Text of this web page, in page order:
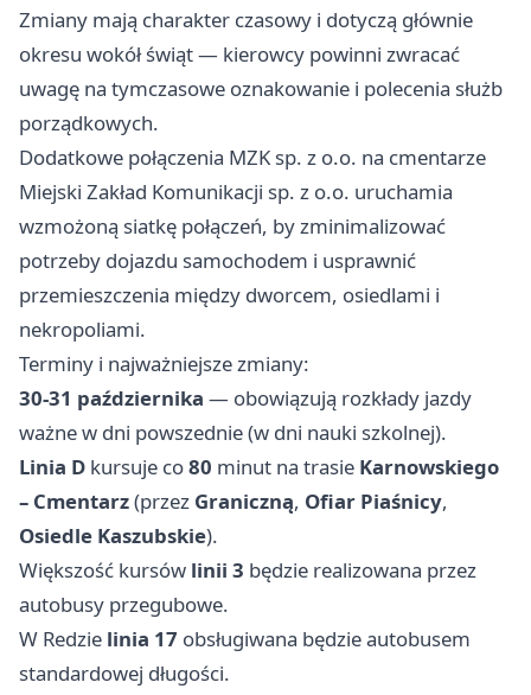
Zmiany mają charakter czasowy i dotyczą głównie
okresu wokół świąt — kierowcy powinni zwracać
uwagę na tymczasowe oznakowanie i polecenia służb
porządkowych.
Dodatkowe połączenia MZK sp. z o.o. na cmentarze
Miejski Zakład Komunikacji sp. z o.o. uruchamia
wzmożoną siatkę połączeń, by zminimalizować
potrzeby dojazdu samochodem i usprawnić
przemieszczenia między dworcem, osiedlami i
nekropoliami.
Terminy i najważniejsze zmiany:
30-31 października — obowiązują rozkłady jazdy
ważne w dni powszednie (w dni nauki szkolnej).
Linia D kursuje co80 minut na trasie Karnowskiego
– Cmentarz(przez Graniczną, Ofiar Piaśnicy,
Osiedle Kaszubskie).
Większość kursów linii 3 będzie realizowana przez
autobusy przegubowe.
W Redzie linia 17 obsługiwana będzie autobusem
standardowej długości.